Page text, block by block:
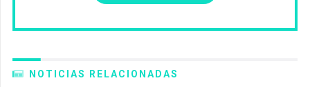
NOTICIAS RELACIONADAS